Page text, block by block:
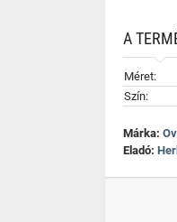
A
Méret:
Szín:
Márka:
Eladó: